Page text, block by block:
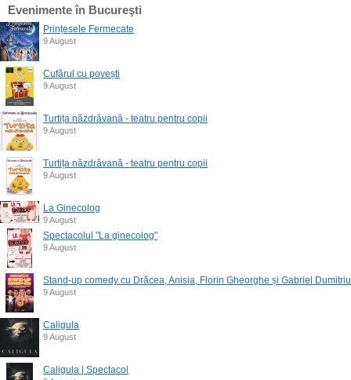
Evenimente în Bucureşti
Prințesele Fermecate
9 August
Cufărul cu povești
9 August
Turtița năzdrăvană - teatru pentru copii
9 August
Turtița năzdrăvană - teatru pentru copii
9 August
La Ginecolog
9 August
Spectacolul "La ginecolog"
9 August
Stand-up comedy cu Drăcea, Anisia, Florin Gheorghe și Gabriel Dumitriu
9 August
Caligula
9 August
Caligula | Spectacol